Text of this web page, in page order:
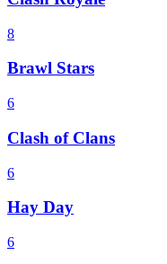
8
Brawl Stars
6
Clash of Clans
6
Hay Day
6